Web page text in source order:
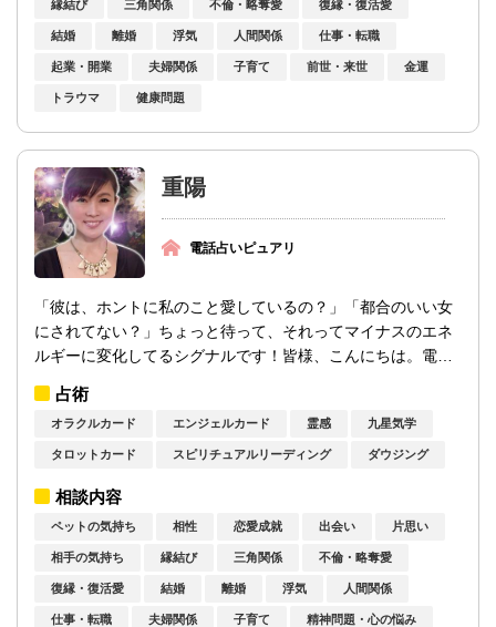
縁結び 三角関係 不倫・略奪愛 復縁・復活愛
結婚 離婚 浮気 人間関係 仕事・転職
起業・開業 夫婦関係 子育て 前世・来世 金運
トラウマ 健康問題
重陽
電話占いピュアリ
「彼は、ホントに私のこと愛しているの？」「都合のいい女
にされてない？」ちょっと待って、それってマイナスのエネ
ルギーに変化してるシグナルです！皆様、こんにちは。電話
占術
オラクルカード エンジェルカード 霊感 九星気学
タロットカード スピリチュアルリーディング ダウジング
相談内容
ペットの気持ち 相性 恋愛成就 出会い 片思い
相手の気持ち 縁結び 三角関係 不倫・略奪愛
復縁・復活愛 結婚 離婚 浮気 人間関係
仕事・転職 夫婦関係 子育て 精神問題・心の悩み